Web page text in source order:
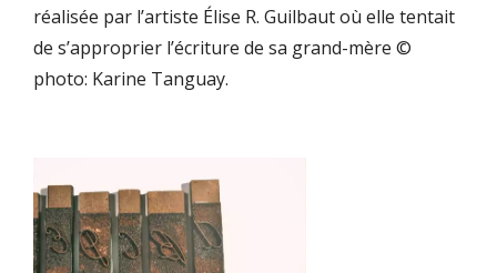
réalisée par l’artiste Élise R. Guilbaut où elle tentait
de s’approprier l’écriture de sa grand-mère ©
photo: Karine Tanguay.